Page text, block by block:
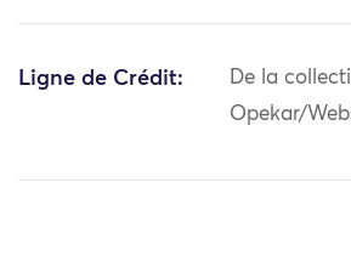
Ligne de Crédit:
De la
Opekar/